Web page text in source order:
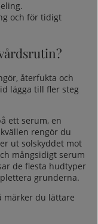
.
och för tidigt
återfukta och
lägga till fler steg
ett serum, en
rengör du
ut solskyddet mot
mångsidigt serum
de flesta hudtyper
grunderna.
märker du lättare